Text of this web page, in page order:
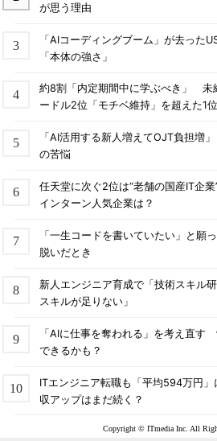
が思う理由
「AIコーディングブーム」が去った
「本体の強さ」
約8割「内定期間中に学ぶべき」 未
ードル2位「モチベ維持」を超えた1
「AI活用する新人増えてOJT負担増
の苦悩
任天堂に次ぐ2位は“老舗の国産IT企
インターン人気企業は？
「一生コードを書いていたい」と願
脱いだとき
新人エンジニア育成で「技術スキル
スキルが足りない」
「AIに仕事を奪われる」を考え直す
できるかも？
ITエンジニア転職も「平均594万円
収アップはまだ続く？
Copyright © ITmedia Inc. All